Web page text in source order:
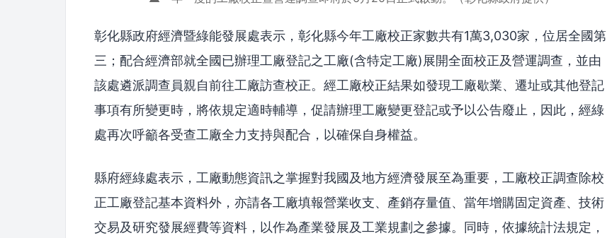
彰化縣政府經濟暨綠能發展處表示，彰化縣今年工廠校正家數共有1萬3,030家，位居全國第
三；配合經濟部就全國已辦理工廠登記之工廠(含特定工廠)展開全面校正及營運調查，並由
該處遴派調查員親自前往工廠訪查校正。經工廠校正結果如發現工廠歇業、遷址或其他登記
事項有所變更時，將依規定適時輔導，促請辦理工廠變更登記或予以公告廢止，因此，經綠
處再次呼籲各受查工廠全力支持與配合，以確保自身權益。
縣府經綠處表示，工廠動態資訊之掌握對我國及地方經濟發展至為重要，工廠校正調查除校
正工廠登記基本資料外，亦請各工廠填報營業收支、產銷存量值、當年增購固定資產、技術
交易及研究發展經費等資料，以作為產業發展及工業規劃之參據。同時，依據統計法規定，